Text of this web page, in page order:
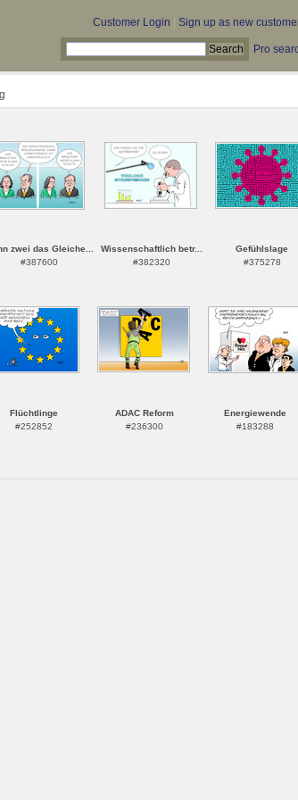
Customer Login Sign up as new
Pro
zwei das Gleiche...
#387600
Wissenschaftlich betr...
#382320
Gefühlslage
#375278
Flüchtlinge
#252852
ADAC Reform
#236300
Energiewende
#183288